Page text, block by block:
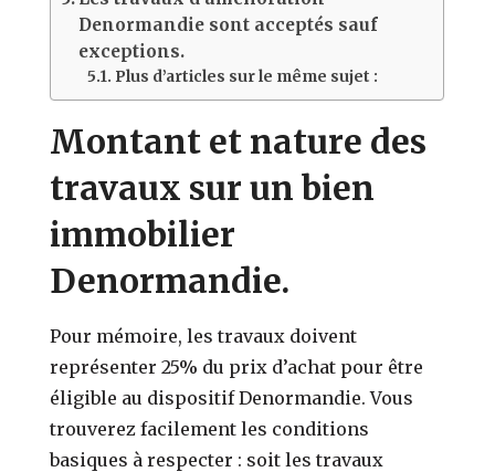
Denormandie sont acceptés sauf
exceptions.
Plus d’articles sur le même sujet :
Montant et nature des
travaux sur un bien
immobilier
Denormandie.
Pour mémoire, les travaux doivent
représenter 25% du prix d’achat pour être
éligible au dispositif Denormandie. Vous
trouverez facilement les conditions
basiques à respecter : soit les travaux